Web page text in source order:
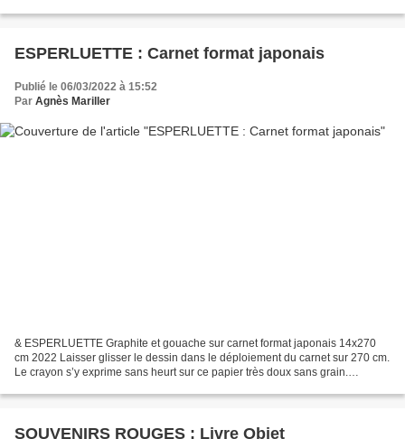
ESPERLUETTE : Carnet format japonais
Publié le 06/03/2022 à 15:52
Par Agnès Mariller
& ESPERLUETTE Graphite et gouache sur carnet format japonais 14x270
cm 2022 Laisser glisser le dessin dans le déploiement du carnet sur 270 cm.
Le crayon s’y exprime sans heurt sur ce papier très doux sans grain.
SOUVENIRS ROUGES : Livre Objet